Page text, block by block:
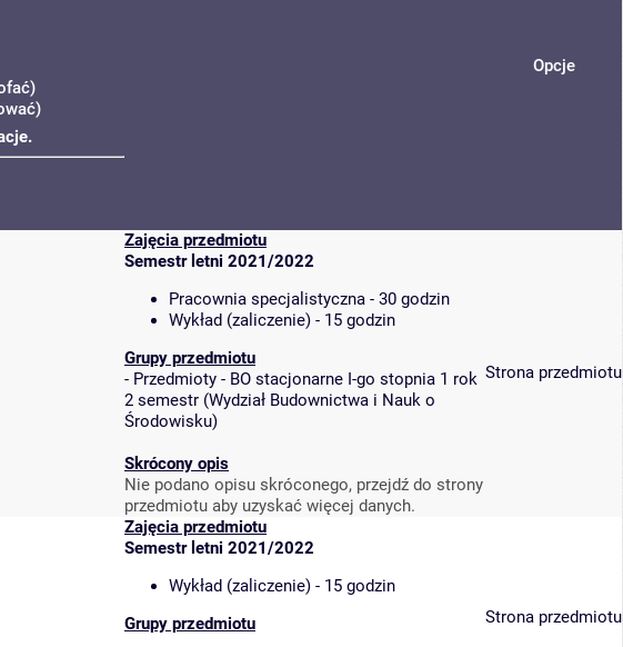
Opcje
Zajęcia przedmiotu
Semestr letni 2021/2022
Pracownia specjalistyczna - 30 godzin
Wykład (zaliczenie) - 15 godzin
Grupy przedmiotu
- Przedmioty - BO stacjonarne I-go stopnia 1 rok
2 semestr (Wydział Budownictwa i Nauk o
Środowisku)
Skrócony opis
Nie podano opisu skróconego, przejdź do strony
przedmiotu aby uzyskać więcej danych.
Strona przedmiotu
Zajęcia przedmiotu
Semestr letni 2021/2022
Wykład (zaliczenie) - 15 godzin
Grupy przedmiotu
Strona przedmiotu